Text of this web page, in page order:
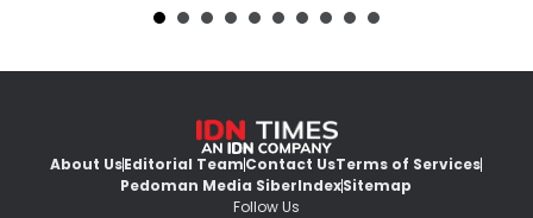
About UsEditorial TeamContact UsTerms of Services
Pedoman Media SiberIndexSitemap
Follow Us